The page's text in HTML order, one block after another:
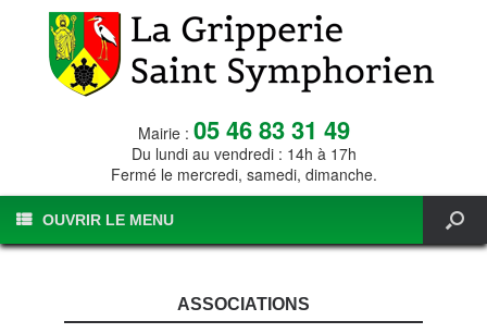
Mairie : 05 46 83 31 49
Du lundi au vendredi : 14h à 17h
Fermé le mercredi, samedi, dimanche.
OUVRIR LE MENU
ASSOCIATIONS